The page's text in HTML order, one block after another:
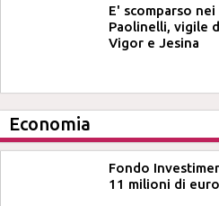
E' scomparso
Paolinelli, vigile
Vigor e Jesina
Economia
Fondo
11 milioni di